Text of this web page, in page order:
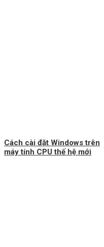
Cách cài đặt Windows trên
máy tính CPU thế hệ mới